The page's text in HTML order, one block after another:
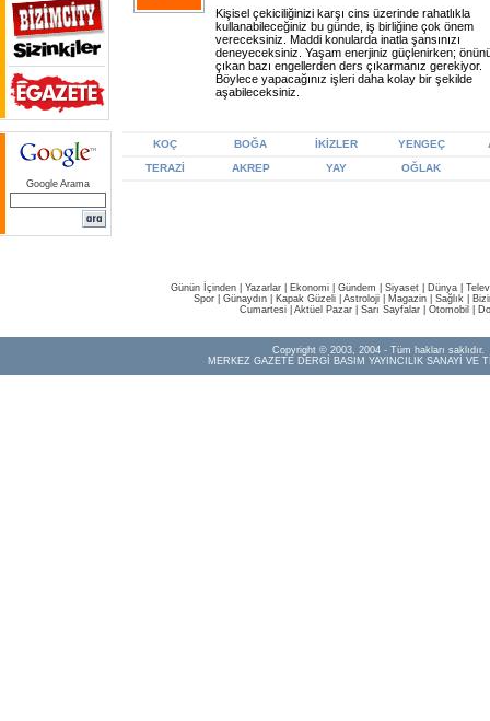
Google Arama
Kişisel çekiciliğinizi karşı cins üzerinde rahatlıkla
kullanabileceğiniz bu günde, iş birliğine çok önem
vereceksiniz. Maddi konularda inatla şansınızı
deneyeceksiniz. Yaşam enerjiniz güçlenirken;
çıkan bazı engellerden ders çıkarmanız gerekiyor.
Böylece yapacağınız işleri daha kolay bir şekilde
aşabileceksiniz.
KOÇ BOĞA İKİZLER YENGEÇ
TERAZİ
AKREP YAY OĞLAK
Günün İçinden Yazarlar Ekonomi Gündem Siyaset Dünya |
Spor
Günaydın Kapak Güzeli Astroloji Magazin Sağlık
Cumartesi| Aktüel Pazar| Sarı Sayfalar| Otomobil
Copyright © 2003, 2004 - Tüm hakları saklıdır.
MERKEZ GAZETE DERGİ BASIM YAYINCILIK SANAYİ VE